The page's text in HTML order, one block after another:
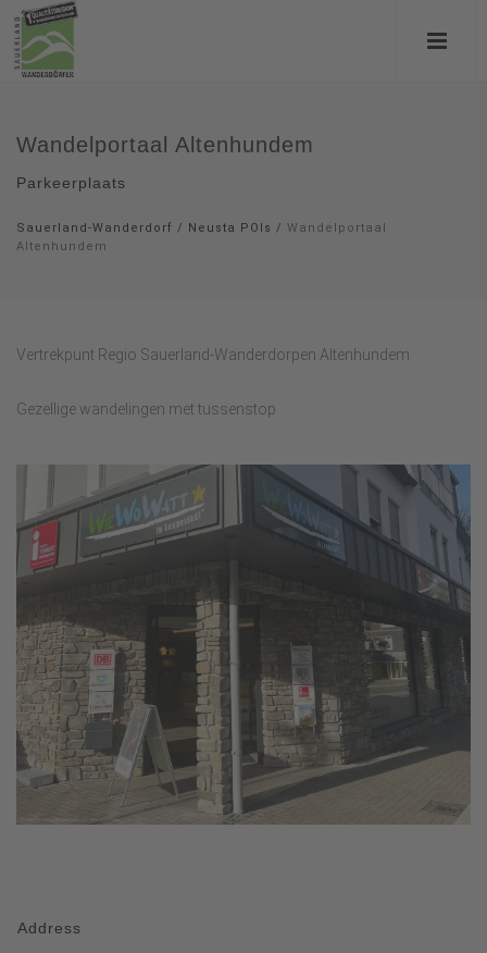
Wandelportaal Altenhundem
Parkeerplaats
Sauerland-Wanderdorf / Neusta POIs / Wandelportaal
Altenhundem
Vertrekpunt Regio Sauerland-Wanderdorpen Altenhundem
Gezellige wandelingen met tussenstop
Address